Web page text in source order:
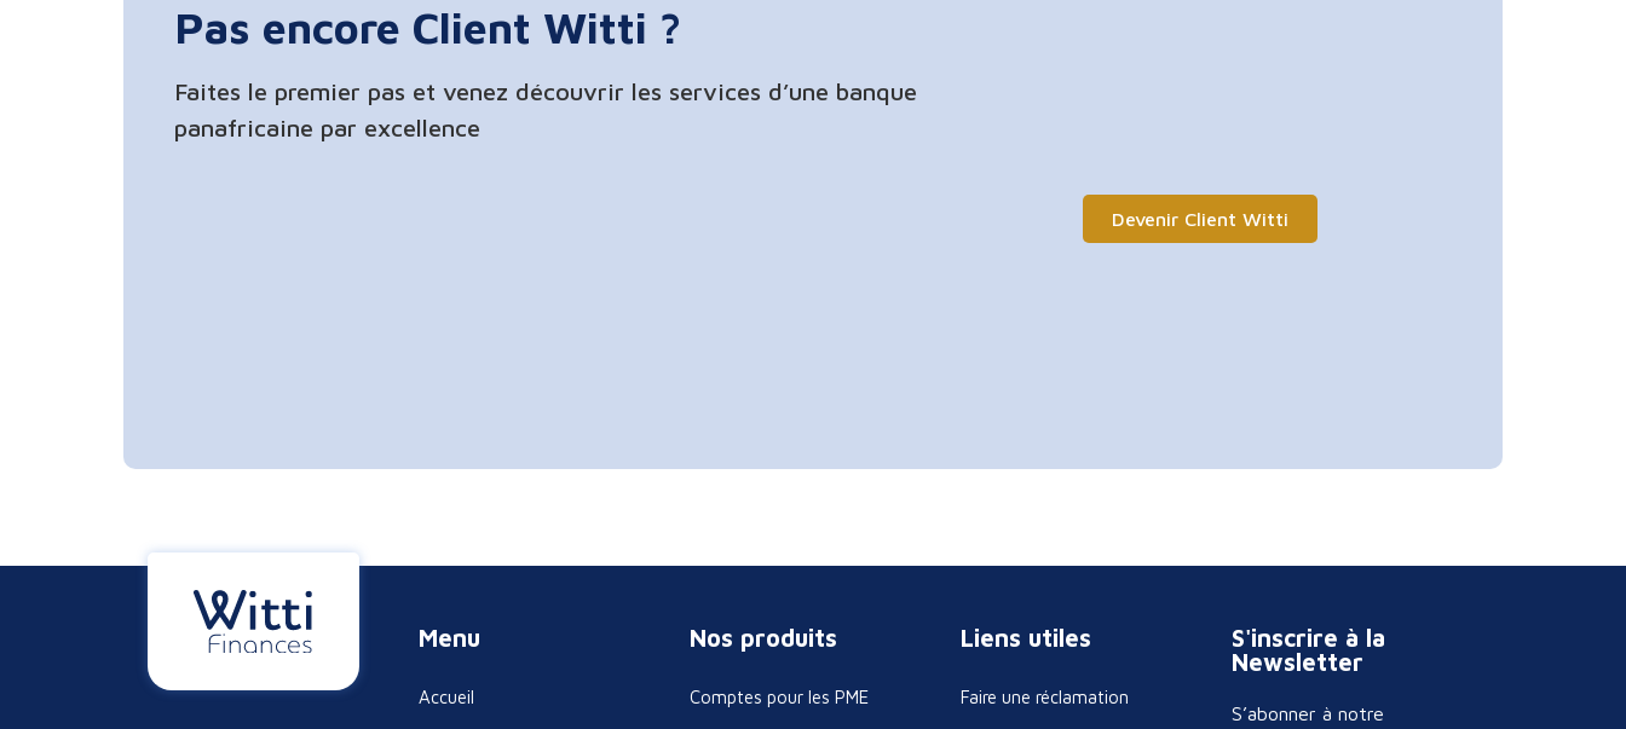
Pas encore Client Witti ?
Faites le premier pas et venez découvrir les services d’une banque
panafricaine par excellence
Devenir Client Witti
Menu
Accueil
Nos produits
Comptes pour les PME
Liens utiles
Faire une réclamation
S'inscrire à la
Newsletter
S’abonner à notre